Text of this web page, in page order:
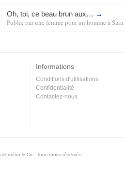
Oh, toi, ce beau brun aux… →
Publié parune femme pour un homme à
Informations
Conditions d'utilisations
Confidentialité
Contactez-nous
métro & Cie. Tous droits réservés.